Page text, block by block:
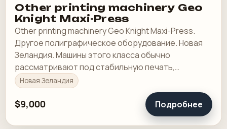
Other printing machinery Geo
Knight Maxi-Press
Other printing machinery Geo Knight Maxi-Press.
Другое полиграфическое оборудование. Новая
Зеландия. Машины этого класса обычно
рассматривают под стабильную печать,
понятную приладку и рабочую загрузку в смене.
Новая Зеландия
$9,000 Подробнее